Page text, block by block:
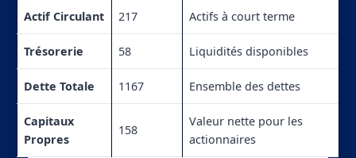
Actif Circulant 217 Actifs à court terme
Trésorerie 58 Liquidités disponibles
Dette Totale 1167 Ensemble des dettes
Capitaux
Propres
158
Valeur nette pour les
actionnaires